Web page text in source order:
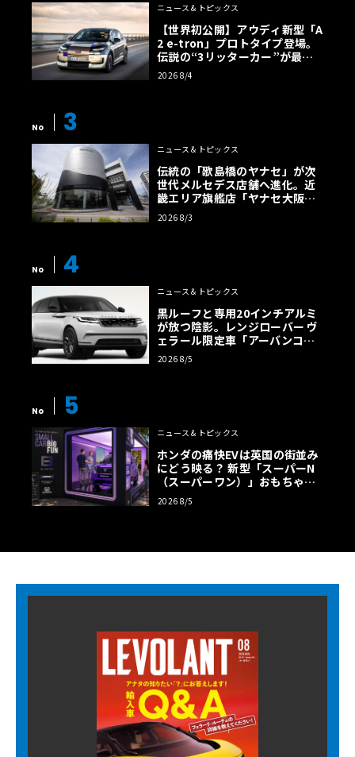
ニュース＆トピックス
【世界初公開】アウディ新型「A
2 e-tron」プロトタイプ登場。
伝説の“3リッターカー”が最高
効率エントリーBEVとして復活
【画像38枚】
2026 8/4
No 3
ニュース＆トピックス
伝統の「歌島橋のヤナセ」が次
世代メルセデス店舗へ進化。近
畿エリア旗艦店「ヤナセ大阪支
店」がリニューアル
2026 8/3
No 4
ニュース＆トピックス
黒ルーフと専用20インチアルミ
が放つ陰影。レンジローバー ヴ
ェラール限定車「アーバンコン
トラスト・エディション」登場
2026 8/5
No 5
ニュース＆トピックス
ホンダの痛快EVは英国の街並み
にどう映る？ 新型「スーパーN
（スーパーワン）」おもちゃ箱
ツアーの全貌
2026 8/5